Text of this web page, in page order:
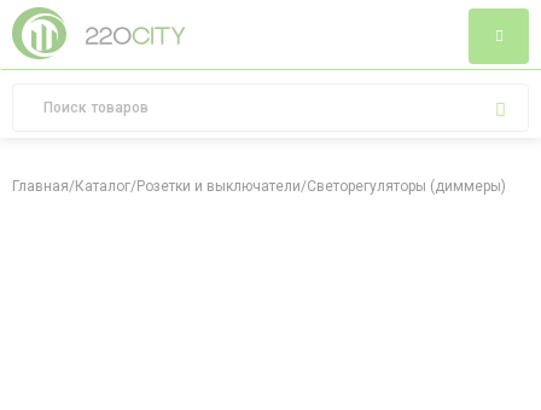
Главная/Каталог/Розетки и выключатели/Светорегуляторы (диммеры)